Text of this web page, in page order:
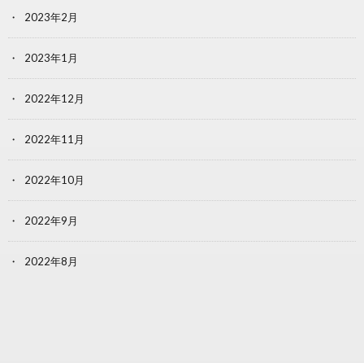
2023年2月
2023年1月
2022年12月
2022年11月
2022年10月
2022年9月
2022年8月